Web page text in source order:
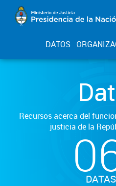
DATOS
Recursos acerca del
justicia de la